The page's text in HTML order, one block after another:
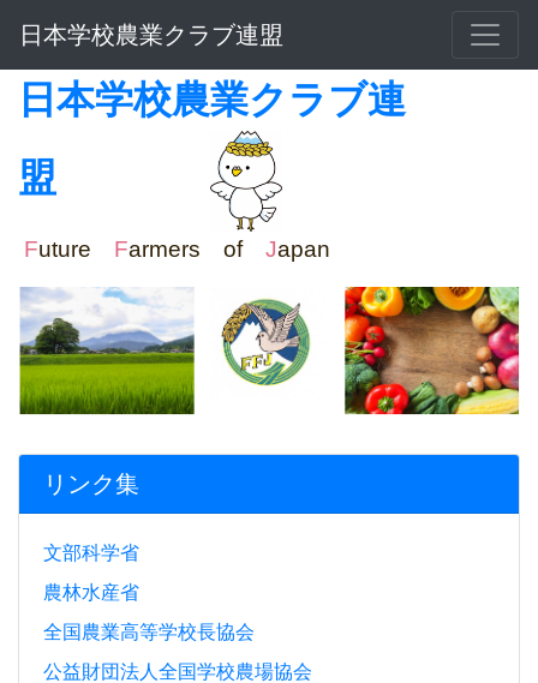
日本学校農業クラブ連盟
日本学校農業クラブ連
盟
Future Farmers of Japan
リンク集
文部科学省
農林水産省
全国農業高等学校長協会
公益財団法人全国学校農場協会